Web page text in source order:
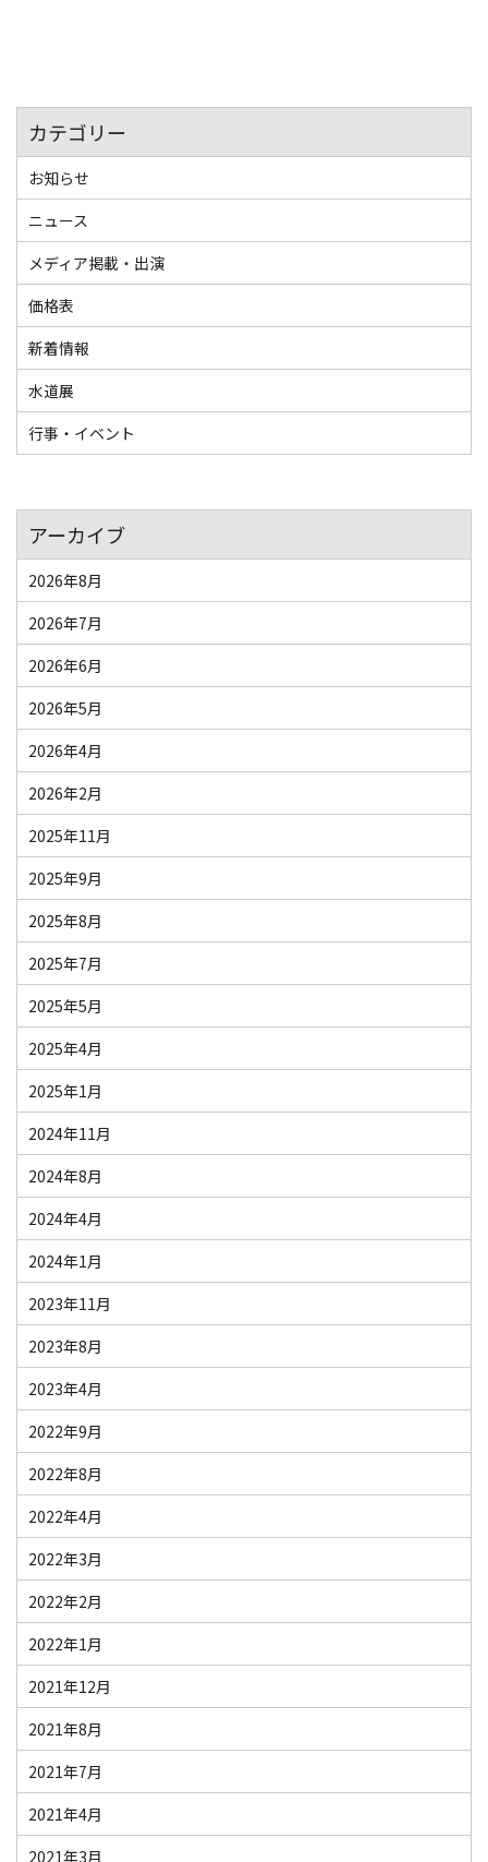
カテゴリー
お知らせ
ニュース
メディア掲載・出演
価格表
新着情報
水道展
行事・イベント
アーカイブ
2026年8月
2026年7月
2026年6月
2026年5月
2026年4月
2026年2月
2025年11月
2025年9月
2025年8月
2025年7月
2025年5月
2025年4月
2025年1月
2024年11月
2024年8月
2024年4月
2024年1月
2023年11月
2023年8月
2023年4月
2022年9月
2022年8月
2022年4月
2022年3月
2022年2月
2022年1月
2021年12月
2021年8月
2021年7月
2021年4月
2021年3月